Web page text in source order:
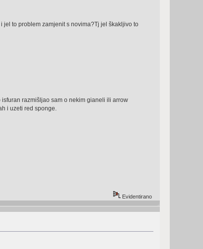
to problem zamjenit s novima?Tj jel škakljivo to
razmišljao sam o nekim gianeli ili arrow
i uzeti red sponge.
Evidentirano